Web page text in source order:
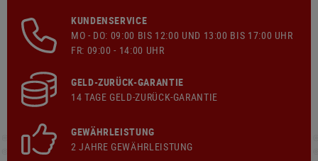
KUNDENSERVICE
MO - DO: 09:00 BIS 12:00 UND 13:00 BIS 17:00 UHR
FR: 09:00 - 14:00 UHR
GELD-ZURÜCK-GARANTIE
14 TAGE GELD-ZURÜCK-GARANTIE
GEWÄHRLEISTUNG
2 JAHRE GEWÄHRLEISTUNG